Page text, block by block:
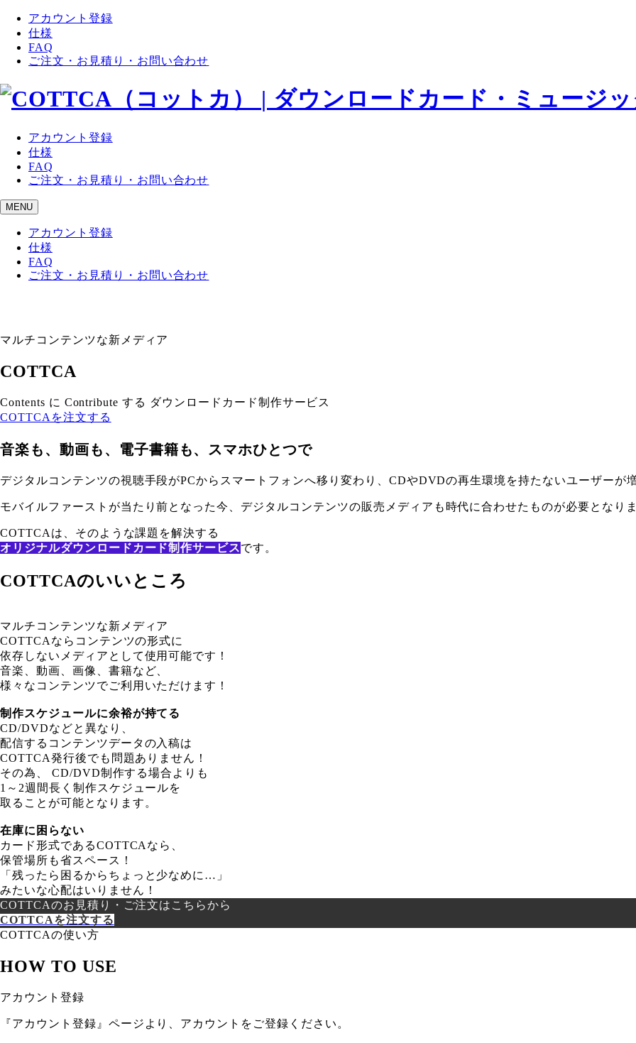
アカウント登録
仕様
FAQ
ご注文・お見積り・お問い合わせ
アカウント登録
仕様
FAQ
ご注文・お見積り・お問い合わせ
MENU
アカウント登録
仕様
FAQ
ご注文・お見積り・お問い合わせ
マルチコンテンツな新メディア
COTTCA
Contents に Contribute する ダウンロードカード制作サービス
COTTCAを注文する
音楽も、動画も、電子書籍も、スマホひとつで
デジタルコンテンツの視聴手段がPCからスマートフォンへ移り変わり、CDやDVDの再生環境を持たないユーザーが
モバイルファーストが当たり前となった今、デジタルコンテンツの販売メディアも時代に合わせたものが必要となりま
COTTCAは、そのような課題を解決する
オリジナルダウンロードカード制作サービスです。
COTTCAのいいところ
マルチコンテンツな新メディア
COTTCAならコンテンツの形式に
依存しないメディアとして使用可能です！
音楽、動画、画像、書籍など、
様々なコンテンツでご利用いただけます！
制作スケジュールに余裕が持てる
CD/DVDなどと異なり、
配信するコンテンツデータの入稿は
COTTCA発行後でも問題ありません！
その為、 CD/DVD制作する場合よりも
1～2週間長く制作スケジュールを
取ることが可能となります。
在庫に困らない
カード形式であるCOTTCAなら、
保管場所も省スペース！
「残ったら困るからちょっと少なめに…」
みたいな心配はいりません！
COTTCAのお見積り・ご注文はこちらから
COTTCAを注文する
COTTCAの使い方
HOW TO USE
アカウント登録
『アカウント登録』ページより、アカウントをご登録ください。